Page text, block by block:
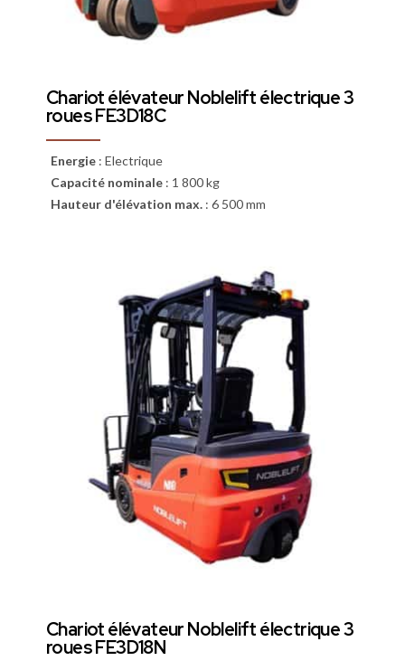
Chariot élévateur Noblelift électrique 3
roues FE3D18C
Energie : Electrique
Capacité nominale : 1 800 kg
Hauteur d'élévation max. : 6 500 mm
Chariot élévateur Noblelift électrique 3
roues FE3D18N